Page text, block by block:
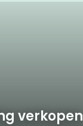
verkopen